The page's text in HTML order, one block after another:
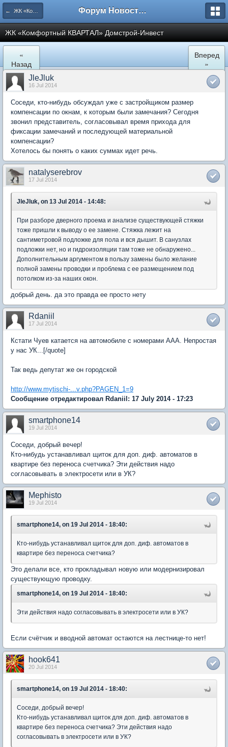
← ЖК «Комфортный КВАРТАЛ» Форум Новостройки
ЖК «Комфортный КВАРТАЛ» Домстрой-Инвест
«
Назад
Вперед
»
JleJluk
16 Jul 2014
Соседи, кто-нибудь обсуждал уже с застройщиком размер
компенсации по окнам, к которым были замечания? Сегодня
звонил представитель, согласовывал время прихода для
фиксации замечаний и последующей материальной
компенсации?
Хотелось бы понять о каких суммах идет речь.
natalyserebrov
17 Jul 2014
JleJluk, on 13 Jul 2014 - 14:48:
При разборе дверного проема и анализе существующей стяжки
тоже пришли к выводу о ее замене. Стяжка лежит на
сантиметровой подложке для пола и вся дышит. В санузлах
подложки нет, но и гидроизоляции там тоже не обнаружено...
Дополнительным аргументом в пользу замены было желание
полной замены проводки и проблема с ее размещением под
потолком из-за наших окон.
добрый день. да это правда ее просто нету
Rdaniil
17 Jul 2014
Кстати Чуев катается на автомобиле с номерами ААА. Непростая
у нас УК...[/quote]
Так ведь депутат же он городской
http://www.mytischi-...v.php?PAGEN_1=9
Сообщение отредактировал Rdaniil: 17 July 2014 - 17:23
smartphone14
19 Jul 2014
Соседи, добрый вечер!
Кто-нибудь устанавливал щиток для доп. диф. автоматов в
квартире без переноса счетчика? Эти действия надо
согласовывать в электросети или в УК?
Mephisto
19 Jul 2014
smartphone14, on 19 Jul 2014 - 18:40:
Кто-нибудь устанавливал щиток для доп. диф. автоматов в
квартире без переноса счетчика?
Это делали все, кто прокладывал новую или модернизировал
существующую проводку.
smartphone14, on 19 Jul 2014 - 18:40:
Эти действия надо согласовывать в электросети или в УК?
Если счётчик и вводной автомат остаются на лестнице-то нет!
hook641
20 Jul 2014
smartphone14, on 19 Jul 2014 - 18:40:
Соседи, добрый вечер!
Кто-нибудь устанавливал щиток для доп. диф. автоматов в
квартире без переноса счетчика? Эти действия надо
согласовывать в электросети или в УК?